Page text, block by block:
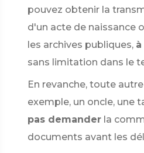
pouvez obtenir la
d'un acte de naissance
les archives publiques,
sans limitation dans le
En revanche, toute
exemple, un oncle, une
pas demander la
documents avant les